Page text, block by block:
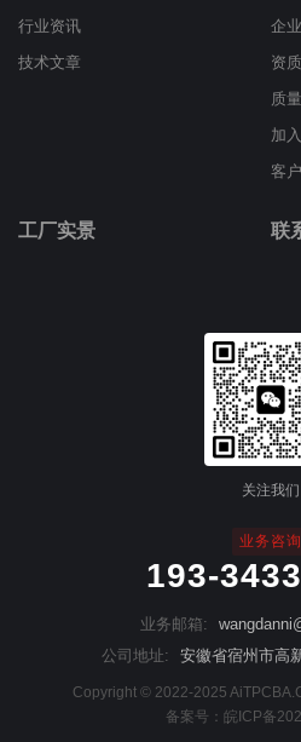
行业资讯
技术文章
企
资
质
加
客
工厂实景 联
业务咨询
193-
业务邮箱:
公司地址:
安徽省宿州市高
Copyright © 2022-2025
备案号： 皖ICP备
关注我们